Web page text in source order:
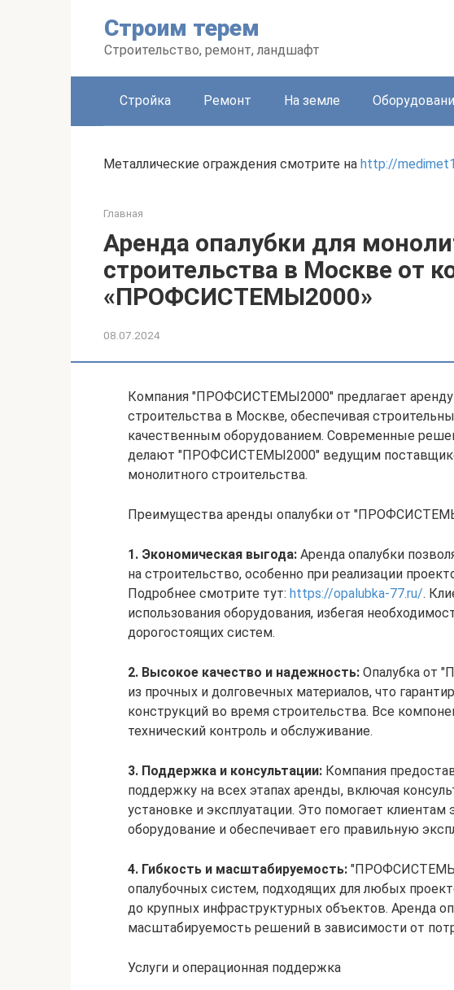
Строим терем
Строительство, ремонт, ландшафт
Стройка Ремонт На земле
Металлические ограждения смотрите на http://
Главная
Аренда опалубки для
строительства в Москве от
«ПРОФСИСТЕМЫ2000»
08.07.2024
Компания "ПРОФСИСТЕМЫ2000" предлагает аренду
строительства в Москве, обеспечивая
качественным оборудованием. Современные
делают "ПРОФСИСТЕМЫ2000" ведущим
монолитного строительства.
Преимущества аренды опалубки от
1. Экономическая выгода: Аренда опалубки
на строительство, особенно при реализации
Подробнее смотрите тут: https://opalubka-77.ru/.
использования оборудования, избегая
дорогостоящих систем.
2. Высокое качество и надежность: Опалубка от
из прочных и долговечных материалов, что
конструкций во время строительства. Все
технический контроль и обслуживание.
3. Поддержка и консультации: Компания
поддержку на всех этапах аренды, включая
установке и эксплуатации. Это помогает
оборудование и обеспечивает его правильную
4. Гибкость и масштабируемость:
опалубочных систем, подходящих для любых
до крупных инфраструктурных объектов. Аренда
масштабируемость решений в зависимости от
Услуги и операционная поддержка